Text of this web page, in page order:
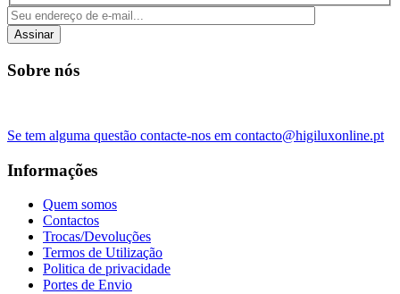
Assinar
Sobre nós
Se tem alguma questão contacte-nos em contacto@higiluxonline.pt
Informações
Quem somos
Contactos
Trocas/Devoluções
Termos de Utilização
Politica de privacidade
Portes de Envio